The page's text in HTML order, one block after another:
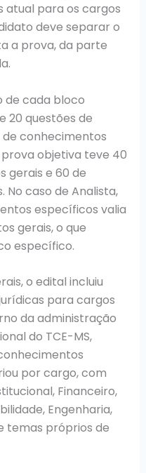
atual para os cargos
deve separar o
a prova, da parte
de cada bloco
20 questões de
conhecimentos
objetiva teve 40
gerais e 60 de
caso de Analista,
específicos valia
gerais, o que
específico.
o edital incluiu
para cargos
da administração
do TCE-MS,
por cargo, com
Financeiro,
Engenharia,
temas próprios de